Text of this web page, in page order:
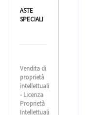
ASTE
SPECIALI
Vendita di
proprietà
intellettuali
- Licenza
Proprietà
Intellettuali